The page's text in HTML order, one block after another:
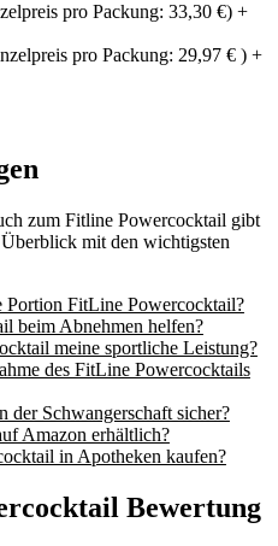
pro Packung: 33,30 €) +
pro Packung: 29,97 € ) +
zum Fitline Powercocktail gibt
mit den wichtigsten
Portion FitLine Powercocktail?
beim Abnehmen helfen?
meine sportliche Leistung?
des FitLine Powercocktails
Schwangerschaft sicher?
Amazon erhältlich?
in Apotheken kaufen?
Bewertung